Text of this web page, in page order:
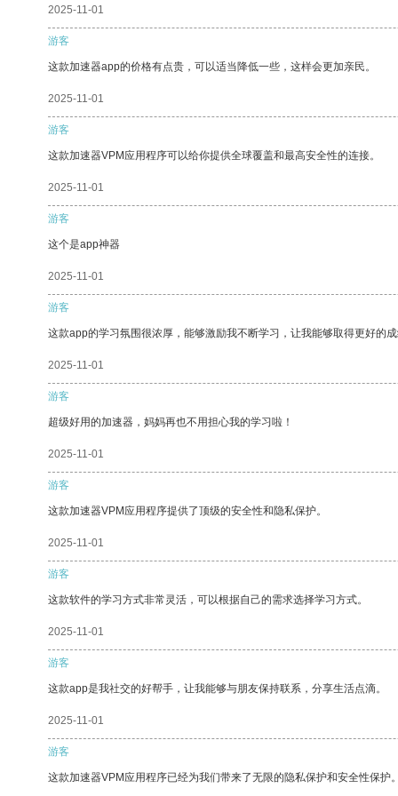
2025-11-01
游客
这款加速器app的价格有点贵，可以适当降低一些，这样会更加亲民。
2025-11-01
游客
这款加速器VPM应用程序可以给你提供全球覆盖和最高安全性的连接。
2025-11-01
游客
这个是app神器
2025-11-01
游客
这款app的学习氛围很浓厚，能够激励我不断学习，让我能够取得更好的
2025-11-01
游客
超级好用的加速器，妈妈再也不用担心我的学习啦！
2025-11-01
游客
这款加速器VPM应用程序提供了顶级的安全性和隐私保护。
2025-11-01
游客
这款软件的学习方式非常灵活，可以根据自己的需求选择学习方式。
2025-11-01
游客
这款app是我社交的好帮手，让我能够与朋友保持联系，分享生活点滴。
2025-11-01
游客
这款加速器VPM应用程序已经为我们带来了无限的隐私保护和安全性保护